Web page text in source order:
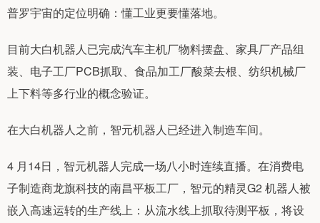
普罗宇宙的定位明确：懂工业更要懂落地。
目前大白机器人已完成汽车主机厂物料摆盘、家具厂产品组
装、电子工厂PCB抓取、食品加工厂酸菜去根、纺织机械厂
上下料等多行业的概念验证。
在大白机器人之前，智元机器人已经进入制造车间。
4 月14日，智元机器人完成一场八小时连续直播。在消费电
子制造商龙旗科技的南昌平板工厂，智元的精灵G2 机器人被
嵌入高速运转的生产线上：从流水线上抓取待测平板，将设